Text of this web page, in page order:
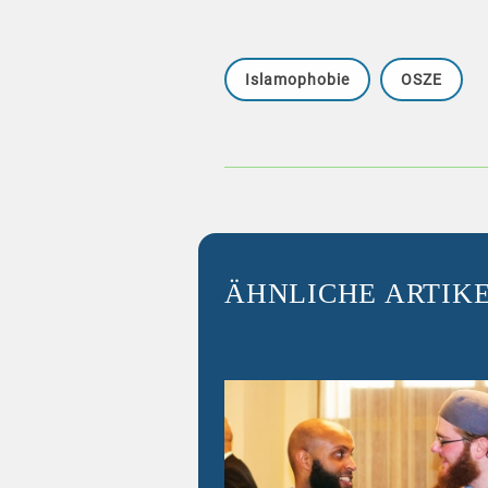
Islamophobie OSZE
ÄHNLICHE